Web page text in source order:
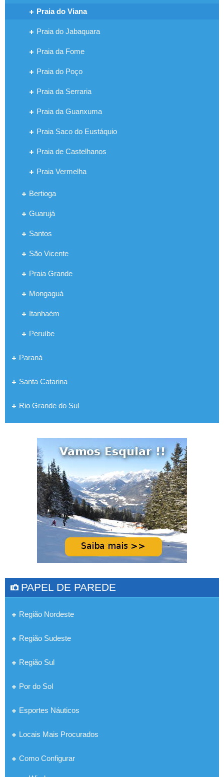
Praia do Viana
Praia do Jabaquara
Praia da Fome
Praia do Poço
Praia da Serraria
Praia da Guanxuma
Praia Saco do Eustáquio
Praia de Castelhanos
Praia Vermelha
Bertioga
Guarujá
Santos
São Vicente
Praia Grande
Mongaguá
Itanhaém
Peruíbe
Paraná
Santa Catarina
Rio Grande do Sul
PAPEL DE PAREDE
Região Nordeste
Região Sudeste
Região Sul
Por do Sol
Esportes Náuticos
Locais Mais Procurados
Como Configurar